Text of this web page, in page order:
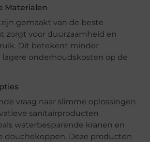
Materialen
gemaakt van de beste
zorgt voor duurzaamheid en
Dit betekent minder
onderhoudskosten op de
vraag naar slimme oplossingen
sanitairproducten
waterbesparende kranen en
douchekoppen. Deze producten